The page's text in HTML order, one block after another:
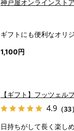
神戸屋オンラインスト
ギフトにも便利なオリ
1,100円
【ギフト】フッツェル
4.9 （33）
日持ちがして長く楽し